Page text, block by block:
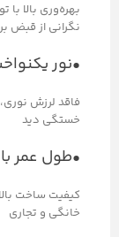
بهره‌وری بالا
نگرانی از قبض
•نور
فاقد لرزش
خستگی دید
•طول عمر بالا (تا
کیفیت ساخت
خانگی و تجاری